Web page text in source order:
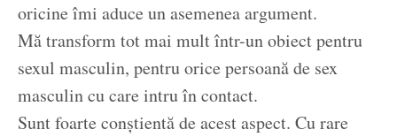
oricine îmi aduce un asemenea argument.
Mă transform tot mai mult într-un obiect pentru
sexul masculin, pentru orice persoană de sex
masculin cu care intru în contact.
Sunt foarte conștientă de acest aspect. Cu rare